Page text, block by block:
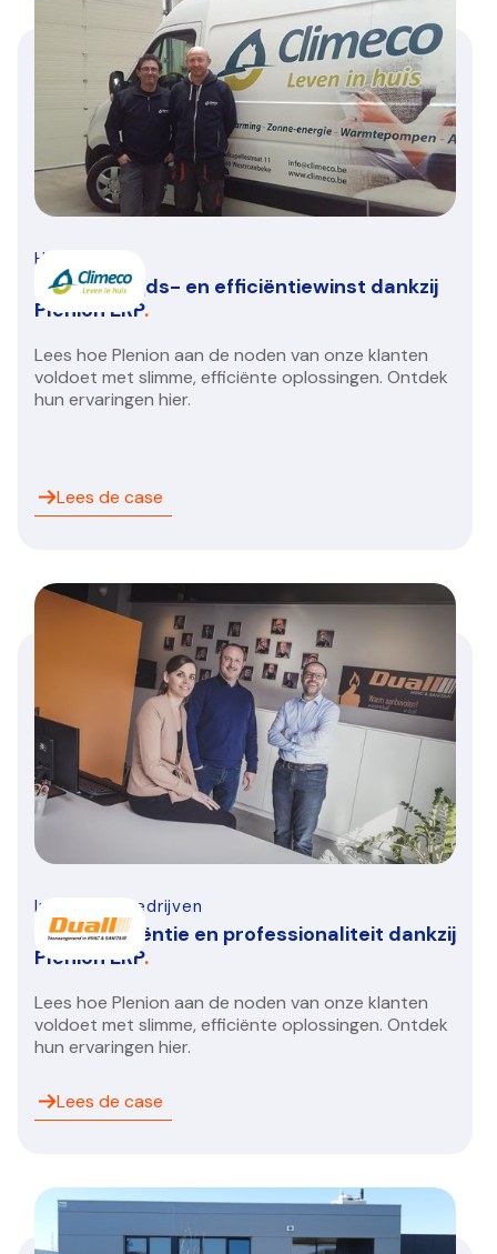
HVAC/R
Climeco: Tijds- en efficiëntiewinst dankzij
Plenion ERP.
Lees hoe Plenion aan de noden van onze klanten
voldoet met slimme, efficiënte oplossingen. Ontdek
hun ervaringen hier.
Lees de case
Infra-bouwbedrijven
Duall: Efficiëntie en professionaliteit dankzij
Plenion ERP.
Lees hoe Plenion aan de noden van onze klanten
voldoet met slimme, efficiënte oplossingen. Ontdek
hun ervaringen hier.
Lees de case